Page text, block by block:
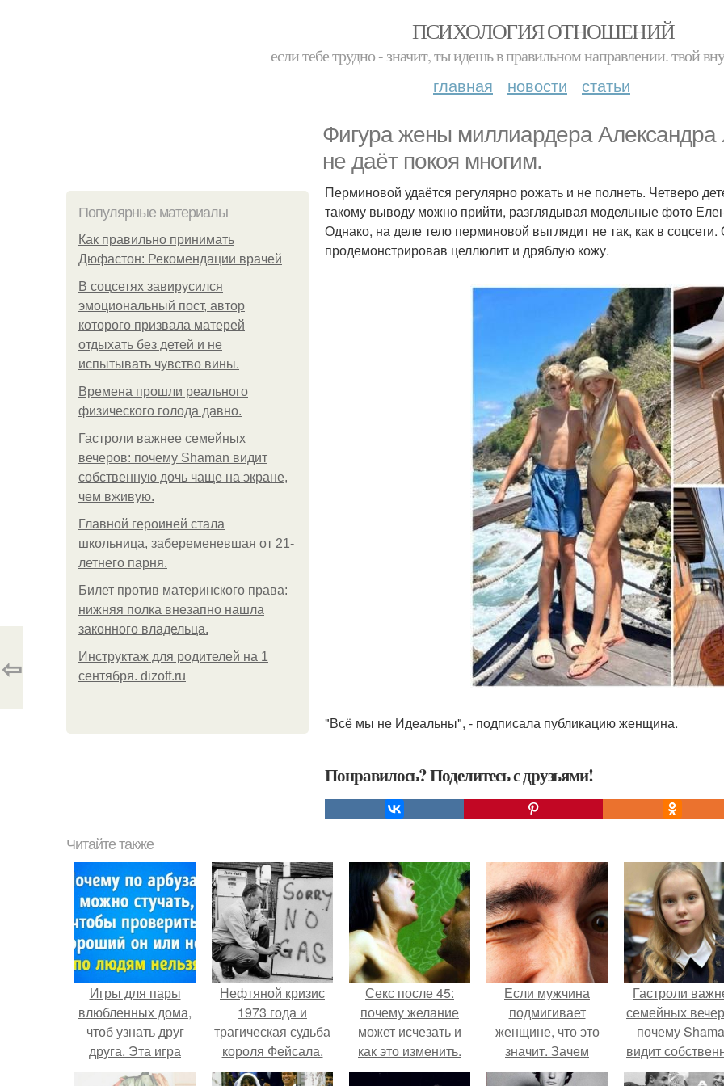
ПСИХОЛОГИЯ ОТНОШЕНИЙ
если тебе трудно - значит, ты идешь в правильном направлении. твой
главная новости статьи
Фигура жены миллиардера
не даёт покоя многим.
Популярные материалы
Как правильно принимать
Дюфастон: Рекомендации врачей
В соцсетях завирусился
эмоциональный пост, автор
которого призвала матерей
отдыхать без детей и не
испытывать чувство вины.
Bpeмена прошли реального
физического голода давно.
Гастроли важнее семейных
вечеров: почему Shaman видит
собственную дочь чаще на экране,
чем вживую.
Главной героиней стала
школьница, забеременевшая от 21-
летнего парня.
Билет против материнского права:
нижняя полка внезапно нашла
законного владельца.
Инструктаж для родителей на 1
сентября. dizoff.ru
Перминовой удаётся регулярно рожать и не полнеть. Четверо
такому выводу можно прийти, разглядывая модельные фото
Однако, на деле тело перминовой выглядит не так, как в
продемонстрировав целлюлит и дряблую кожу.
"Всё мы не Идеальны", - подписала публикацию женщина.
Понравилось? Поделитесь с друзьями!
⇦
Читайте также
Игры для пары
влюбленных дома,
чтоб узнать друг
друга. Эта игра
поможет узнать
Нефтяной кризис
1973 года и
трагическая судьба
короля Фейсала.
Секс после 45:
почему желание
может исчезать и
как это изменить.
Если мужчина
подмигивает
женщине, что это
значит. Зачем
мужчина мне
Гастроли
семейных
почему
видит
дочь чаще на